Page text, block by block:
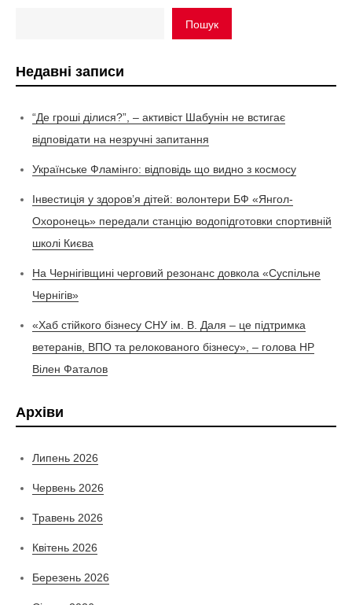
Пошук
Недавні записи
“Де гроші ділися?”, – активіст Шабунін не встигає
відповідати на незручні запитання
Українське Фламінго: відповідь що видно з космосу
Інвестиція у здоров’я дітей: волонтери БФ «Янгол-
Охоронець» передали станцію водопідготовки спортивній
школі Києва
На Чернігівщині черговий резонанс довкола «Суспільне
Чернігів»
«Хаб стійкого бізнесу СНУ ім. В. Даля – це підтримка
ветеранів, ВПО та релокованого бізнесу», – голова НР
Вілен Фаталов
Архіви
Липень 2026
Червень 2026
Травень 2026
Квітень 2026
Березень 2026